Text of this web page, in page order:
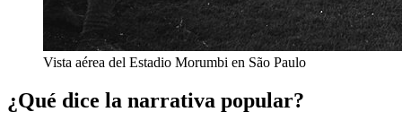
Vista aérea del Estadio Morumbi en São Paulo
¿Qué dice la narrativa popular?